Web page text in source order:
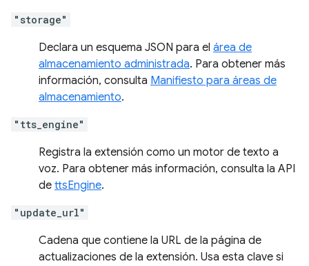
"storage"
Declara un esquema JSON para el área de
almacenamiento administrada. Para obtener más
información, consulta Manifiesto para áreas de
almacenamiento.
"tts_engine"
Registra la extensión como un motor de texto a
voz. Para obtener más información, consulta la API
de ttsEngine.
"update_url"
Cadena que contiene la URL de la página de
actualizaciones de la extensión. Usa esta clave si